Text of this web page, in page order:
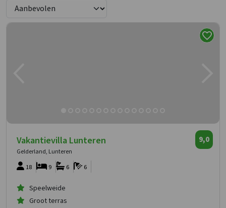
Vakantievilla Lunteren
Gelderland, Lunteren
9,0
18 6
6
9
Speelweide
Groot terras